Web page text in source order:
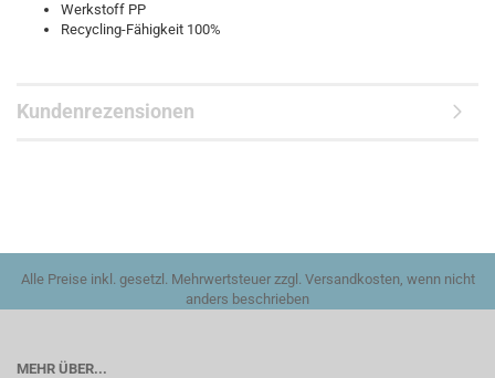
Werkstoff PP
Recycling-Fähigkeit 100%
Kundenrezensionen
Alle Preise inkl. gesetzl. Mehrwertsteuer zzgl. Versandkosten, wenn nicht
anders beschrieben
MEHR ÜBER...